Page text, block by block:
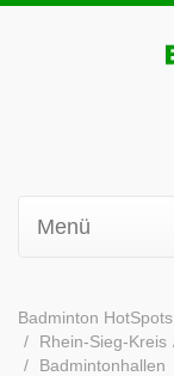
Menü
Badminton HotSpots
Rhein-Sieg-Kreis
Badmintonhallen